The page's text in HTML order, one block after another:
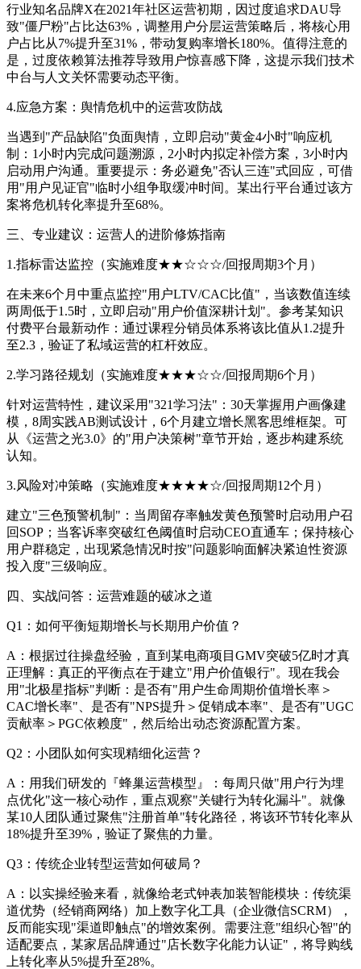
行业知名品牌X在2021年社区运营初期，因过度追求DAU导
致"僵尸粉"占比达63%，调整用户分层运营策略后，将核心用
户占比从7%提升至31%，带动复购率增长180%。值得注意的
是，过度依赖算法推荐导致用户惊喜感下降，这提示我们技术
中台与人文关怀需要动态平衡。
4.应急方案：舆情危机中的运营攻防战
当遇到"产品缺陷"负面舆情，立即启动"黄金4小时"响应机
制：1小时内完成问题溯源，2小时内拟定补偿方案，3小时内
启动用户沟通。重要提示：务必避免"否认三连"式回应，可借
用"用户见证官"临时小组争取缓冲时间。某出行平台通过该方
案将危机转化率提升至68%。
三、专业建议：运营人的进阶修炼指南
1.指标雷达监控（实施难度★★☆☆☆/回报周期3个月）
在未来6个月中重点监控"用户LTV/CAC比值"，当该数值连续
两周低于1.5时，立即启动"用户价值深耕计划"。参考某知识
付费平台最新动作：通过课程分销员体系将该比值从1.2提升
至2.3，验证了私域运营的杠杆效应。
2.学习路径规划（实施难度★★★☆☆/回报周期6个月）
针对运营特性，建议采用"321学习法"：30天掌握用户画像建
模，8周实践AB测试设计，6个月建立增长黑客思维框架。可
从《运营之光3.0》的"用户决策树"章节开始，逐步构建系统
认知。
3.风险对冲策略（实施难度★★★★☆/回报周期12个月）
建立"三色预警机制"：当周留存率触发黄色预警时启动用户召
回SOP；当客诉率突破红色阈值时启动CEO直通车；保持核心
用户群稳定，出现紧急情况时按"问题影响面解决紧迫性资源
投入度"三级响应。
四、实战问答：运营难题的破冰之道
Q1：如何平衡短期增长与长期用户价值？
A：根据过往操盘经验，直到某电商项目GMV突破5亿时才真
正理解：真正的平衡点在于建立"用户价值银行"。现在我会
用"北极星指标"判断：是否有"用户生命周期价值增长率＞
CAC增长率"、是否有"NPS提升＞促销成本率"、是否有"UGC
贡献率＞PGC依赖度"，然后给出动态资源配置方案。
Q2：小团队如何实现精细化运营？
A：用我们研发的『蜂巢运营模型』：每周只做"用户行为埋
点优化"这一核心动作，重点观察"关键行为转化漏斗"。就像
某10人团队通过聚焦"注册首单"转化路径，将该环节转化率从
18%提升至39%，验证了聚焦的力量。
Q3：传统企业转型运营如何破局？
A：以实操经验来看，就像给老式钟表加装智能模块：传统渠
道优势（经销商网络）加上数字化工具（企业微信SCRM），
反而能实现"渠道即触点"的增效案例。需要注意"组织心智"的
适配要点，某家居品牌通过"店长数字化能力认证"，将导购线
上转化率从5%提升至28%。